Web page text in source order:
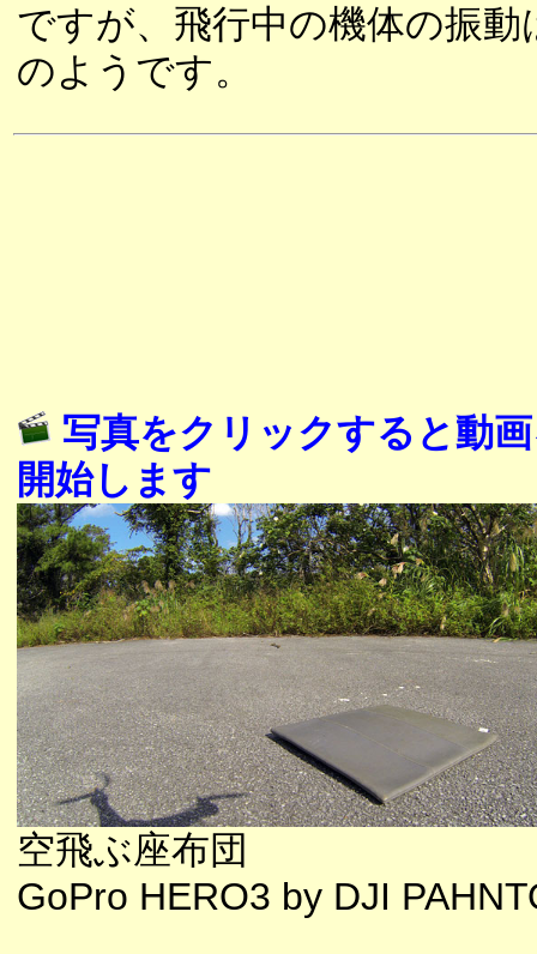
ですが、飛行中の機体の振
のようです。
写真をクリックすると動
開始します
空飛ぶ座布団
GoPro HERO3 by DJI